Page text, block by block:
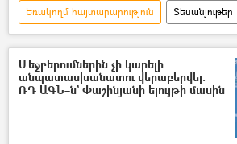
Եռակողմ հայտարարություն
Տեսանյութեր
տեսանյութ
Ալեքսեյ Օվերչուկ
ապաշրջափակում
Հայաստան
Ռուսաստան
Մեջբերումներին չի կարելի
անպատասխանատու վերաբերվել.
ՌԴ ԱԳՆ–ն` Փաշինյանի ելույթի մասին